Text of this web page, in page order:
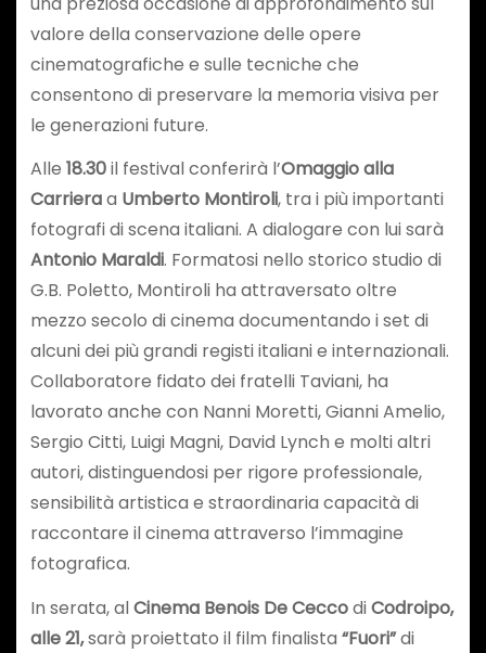
valore della conservazione delle opere
cinematografiche e sulle tecniche che
consentono di preservare la memoria visiva per
le generazioni future.
Alle 18.30il festival conferirà l’Omaggio alla
Carrieraa Umberto Montiroli, tra i più importanti
fotografi di scena italiani. A dialogare con lui sarà
Antonio Maraldi. Formatosi nello storico studio di
G.B. Poletto, Montiroli ha attraversato oltre
mezzo secolo di cinema documentando i set di
alcuni dei più grandi registi italiani e internazionali.
Collaboratore fidato dei fratelli Taviani, ha
lavorato anche con Nanni Moretti, Gianni Amelio,
Sergio Citti, Luigi Magni, David Lynch e molti altri
autori, distinguendosi per rigore professionale,
sensibilità artistica e straordinaria capacità di
raccontare il cinema attraverso l’immagine
fotografica.
In serata, alCinema Benois De CeccodiCodroipo,
alle 21,sarà proiettato il film finalista “Fuori”di